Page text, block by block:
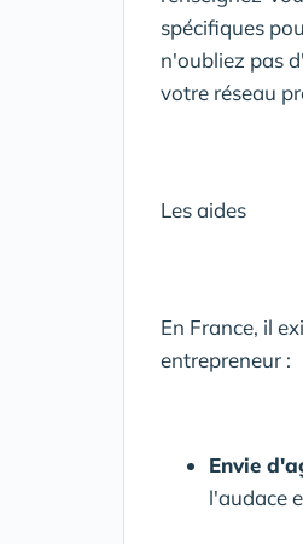
spécifiques
n'oubliez pas
votre réseau
Les aides
En France, il
entrepreneur :
Envie
l'audace